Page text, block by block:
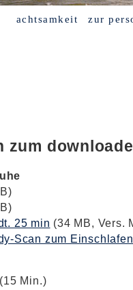
achtsamkeit zur
25 min (34 MB, Vers.
Scan zum Einschlafen
(15 Min.)